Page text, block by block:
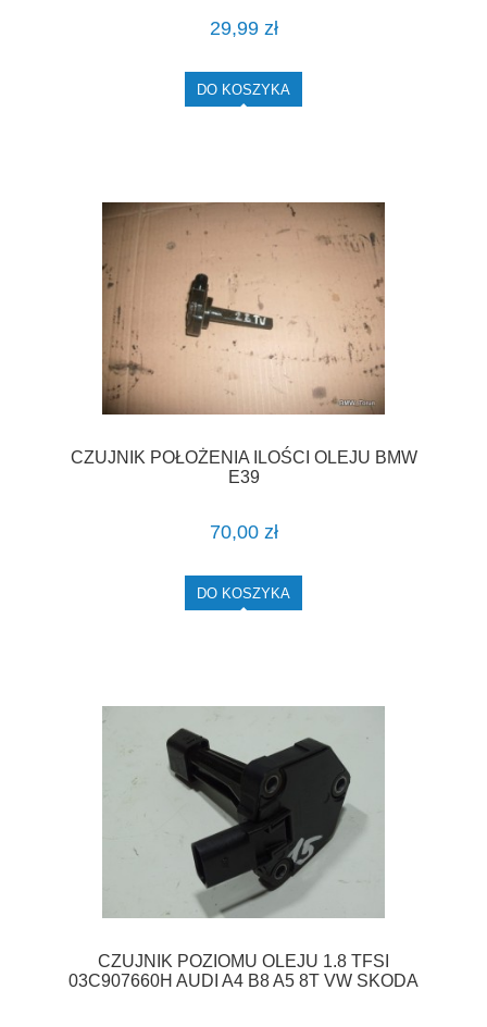
29,99 zł
DO KOSZYKA
CZUJNIK POŁOŻENIA ILOŚCI OLEJU BMW
E39
70,00 zł
DO KOSZYKA
CZUJNIK POZIOMU OLEJU 1.8 TFSI
03C907660H AUDI A4 B8 A5 8T VW SKODA